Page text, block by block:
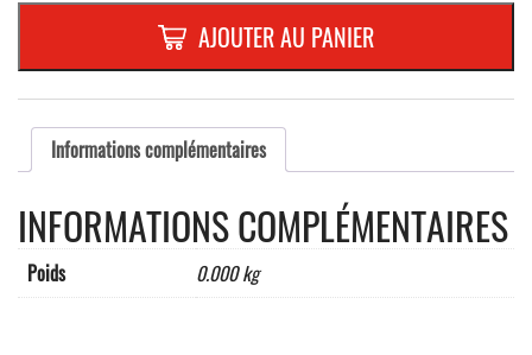
POSE
EN
PVC
NOIR
>
AU
110
x
5
mm
AJOUTER AU PANIER
Informations complémentaires
INFORMATIONS COMPLÉMENTAIRES
Poids 0.000 kg